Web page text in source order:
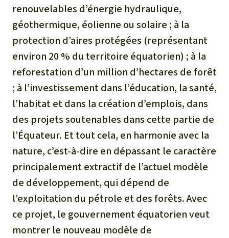
renouvelables d’énergie hydraulique,
géothermique, éolienne ou solaire ; à la
protection d’aires protégées (représentant
environ 20 % du territoire équatorien) ; à la
reforestation d’un million d’hectares de forêt
; à l’investissement dans l’éducation, la santé,
l’habitat et dans la création d’emplois, dans
des projets soutenables dans cette partie de
l’Équateur. Et tout cela, en harmonie avec la
nature, c’est-à-dire en dépassant le caractère
principalement extractif de l’actuel modèle
de développement, qui dépend de
l’exploitation du pétrole et des forêts. Avec
ce projet, le gouvernement équatorien veut
montrer le nouveau modèle de